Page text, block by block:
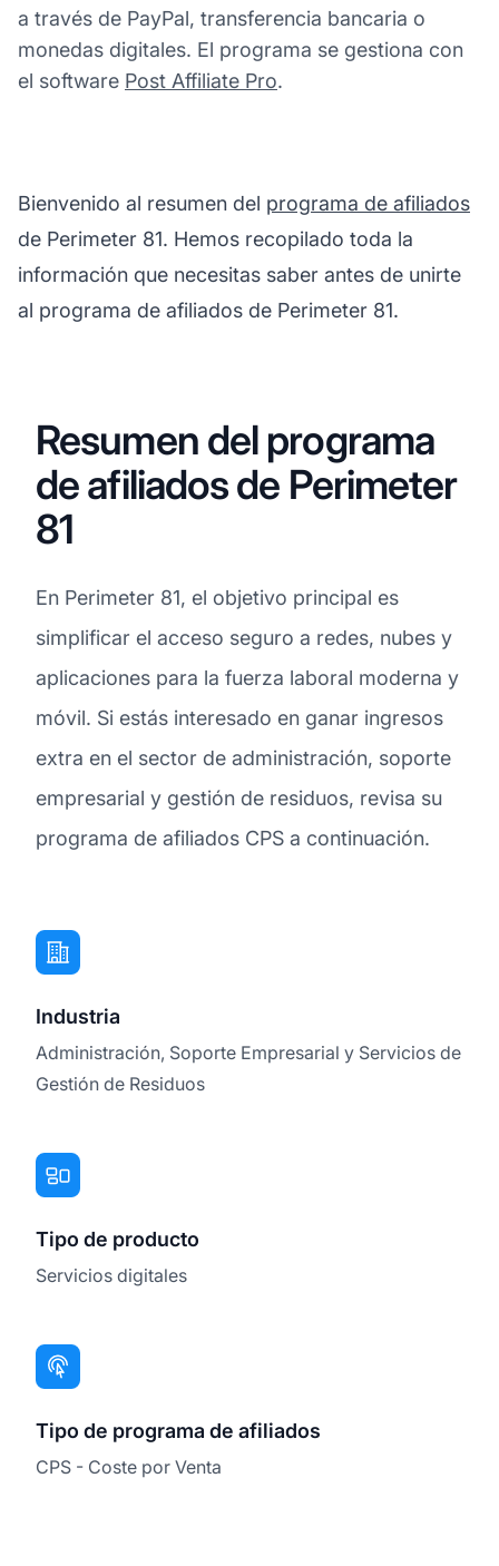
a través de PayPal, transferencia bancaria o
monedas digitales. El programa se gestiona con
el software Post Affiliate Pro.
Bienvenido al resumen del programa de afiliados
de Perimeter 81. Hemos recopilado toda la
información que necesitas saber antes de unirte
al programa de afiliados de Perimeter 81.
Resumen del programa
de afiliados de Perimeter
81
En Perimeter 81, el objetivo principal es
simplificar el acceso seguro a redes, nubes y
aplicaciones para la fuerza laboral moderna y
móvil. Si estás interesado en ganar ingresos
extra en el sector de administración, soporte
empresarial y gestión de residuos, revisa su
programa de afiliados CPS a continuación.
Industria
Administración, Soporte Empresarial y Servicios de
Gestión de Residuos
Tipo de producto
Servicios digitales
Tipo de programa de afiliados
CPS - Coste por Venta